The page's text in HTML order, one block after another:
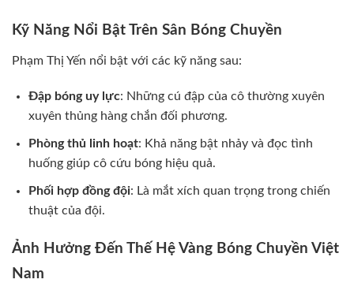
Kỹ Năng Nổi Bật Trên Sân Bóng Chuyền
Phạm Thị Yến nổi bật với các kỹ năng sau:
Đập bóng uy lực: Những cú đập của cô thường xuyên
xuyên thủng hàng chắn đối phương.
Phòng thủ linh hoạt: Khả năng bật nhảy và đọc tình
huống giúp cô cứu bóng hiệu quả.
Phối hợp đồng đội: Là mắt xích quan trọng trong chiến
thuật của đội.
Ảnh Hưởng Đến Thế Hệ Vàng Bóng Chuyền Việt
Nam